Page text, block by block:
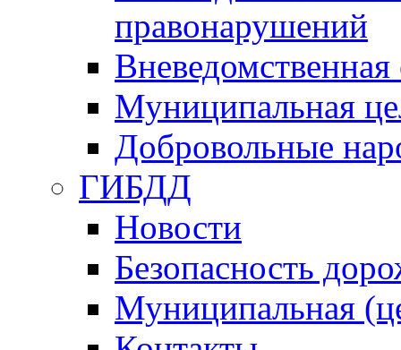
правонарушений
Вневедомственная
Муниципальная
Добровольные
ГИБДД
Новости
Безопасность
Муниципальная